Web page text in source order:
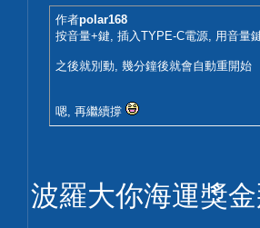
作者polar168
按音量+鍵, 插入TYPE-C電源, 用音量
之後就別動, 幾分鐘後就會自動重開始
嗯, 再繼續撐
波羅大你海運獎